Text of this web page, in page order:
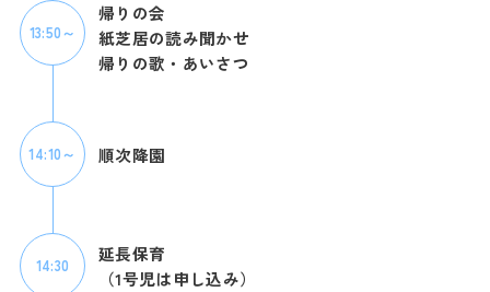
13:50～
帰りの会
紙芝居の読み聞かせ
帰りの歌・あいさつ
14:10～ 順次降園
14:30
延長保育
（1号児は申し込み）